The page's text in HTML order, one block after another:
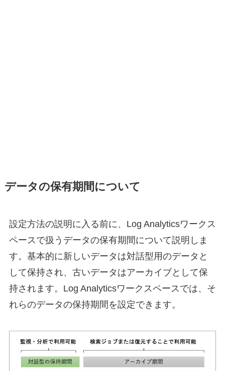
データの保有期間について
設定方法の説明に入る前に、Log Analyticsワークス
ペースで扱うデータの保有期間について説明しま
す。基本的に新しいデータは対話型用のデータと
して保持され、古いデータはアーカイブとして保
持されます。Log Analyticsワークスペースでは、そ
れらのデータの保持期間を設定できます。